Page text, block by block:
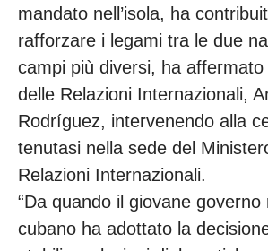
mandato nell’isola, ha
rafforzare i legami tra le due
campi più diversi, ha
delle Relazioni Internazionali,
Rodríguez, intervenendo alla
tenutasi nella sede del
Relazioni Internazionali.
“Da quando il giovane governo
cubano ha adottato la